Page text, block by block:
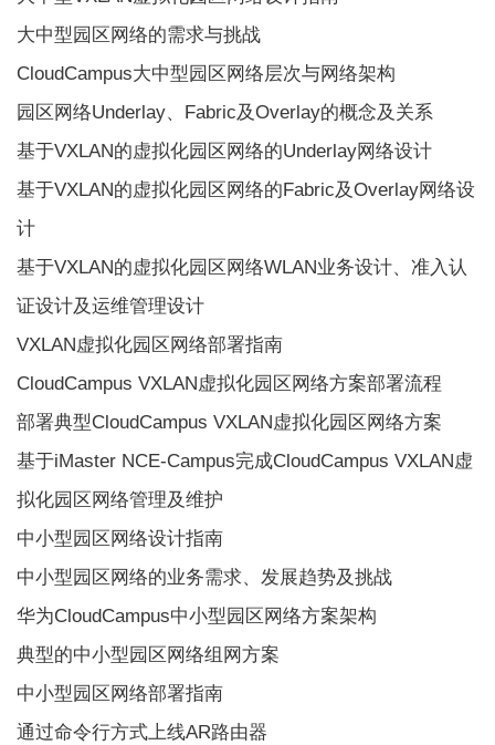
大中型园区网络的需求与挑战
CloudCampus大中型园区网络层次与网络架构
园区网络Underlay、Fabric及Overlay的概念及关系
基于VXLAN的虚拟化园区网络的Underlay网络设计
基于VXLAN的虚拟化园区网络的Fabric及Overlay网络设
计
基于VXLAN的虚拟化园区网络WLAN业务设计、准入认
证设计及运维管理设计
VXLAN虚拟化园区网络部署指南
CloudCampus VXLAN虚拟化园区网络方案部署流程
部署典型CloudCampus VXLAN虚拟化园区网络方案
基于iMaster NCE-Campus完成CloudCampus VXLAN虚
拟化园区网络管理及维护
中小型园区网络设计指南
中小型园区网络的业务需求、发展趋势及挑战
华为CloudCampus中小型园区网络方案架构
典型的中小型园区网络组网方案
中小型园区网络部署指南
通过命令行方式上线AR路由器